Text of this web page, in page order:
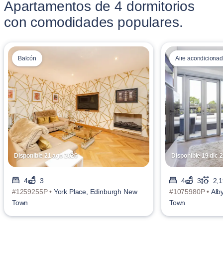
Apartamentos de 4 dormitorios
con comodidades populares.
Disponible 21 ago 2026
Balcón
4
3
#1259255P • York Place, Edinburgh New
Town
Disponible 19 dic
Aire
4 3
#1075980P •
Town